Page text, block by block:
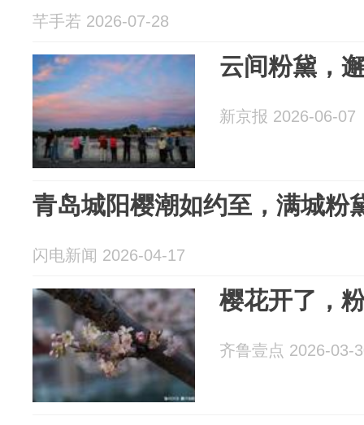
芊手若 2026-07-28
云间粉黛，
新京报 2026-06-07
青岛城阳樱潮如约至，满城粉
闪电新闻 2026-04-17
樱花开了，
齐鲁壹点 2026-03-